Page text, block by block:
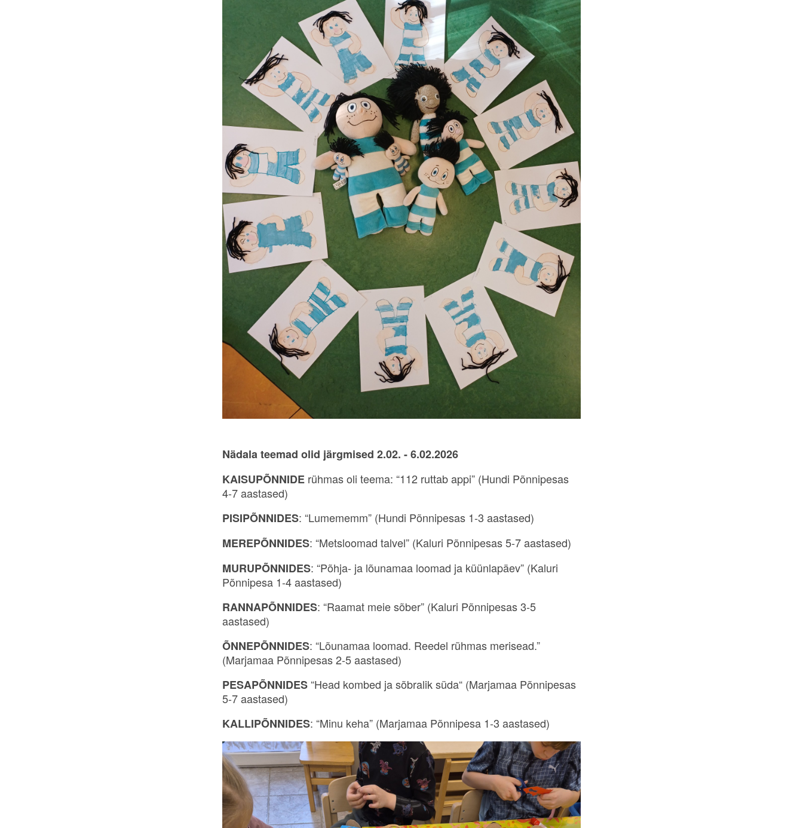
Nädala teemad olid järgmised 2.02. - 6.02.2026
KAISUPÕNNIDE rühmas oli teema: “112 ruttab appi” (Hundi Põnnipesas
4-7 aastased)
PISIPÕNNIDES: “Lumememm” (Hundi Põnnipesas 1-3 aastased)
MEREPÕNNIDES: “Metsloomad talvel” (Kaluri Põnnipesas 5-7 aastased)
MURUPÕNNIDES: “Põhja- ja lõunamaa loomad ja küünlapäev” (Kaluri
Põnnipesa 1-4 aastased)
RANNAPÕNNIDES: “Raamat meie sõber” (Kaluri Põnnipesas 3-5
aastased)
ÕNNEPÕNNIDES: “Lõunamaa loomad. Reedel rũhmas merisead.”
(Marjamaa Põnnipesas 2-5 aastased)
PESAPÕNNIDES“Head kombed ja sõbralik süda“ (Marjamaa Põnnipesas
5-7 aastased)
KALLIPÕNNIDES: “Minu keha” (Marjamaa Põnnipesa 1-3 aastased)